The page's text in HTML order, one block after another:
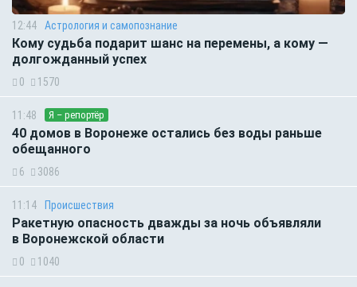
12:44 Астрология и самопознание
Кому судьба подарит шанс на перемены, а кому —
долгожданный успех
0 1570
11:48 Я – репортёр
40 домов в Воронеже остались без воды раньше
обещанного
6 3086
11:14 Происшествия
Ракетную опасность дважды за ночь объявляли
в Воронежской области
0 1040